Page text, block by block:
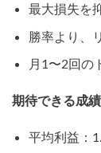
最大損失を
勝率より、
月1〜2回の
期待できる成績
平均利益：